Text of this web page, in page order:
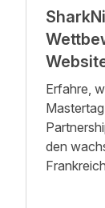
Erfahre,
den